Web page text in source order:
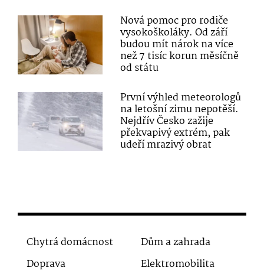
Nová pomoc pro rodiče
vysokoškoláky. Od září
budou mít nárok na více
než 7 tisíc korun měsíčně
od státu
První výhled meteorologů
na letošní zimu nepotěší.
Nejdřív Česko zažije
překvapivý extrém, pak
udeří mrazivý obrat
Chytrá domácnost
Dům a zahrada
Doprava
Elektromobilita